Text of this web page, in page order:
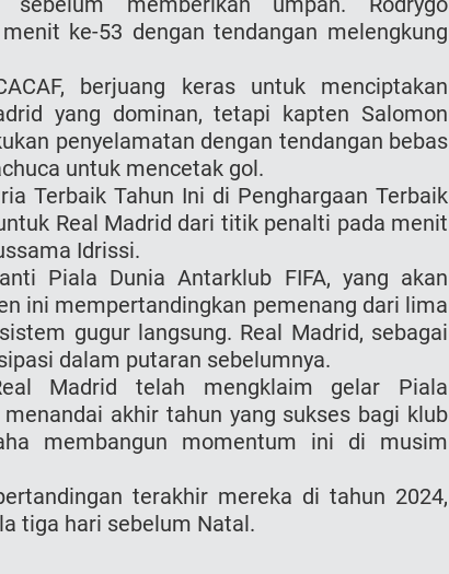
ke-53 dengan tendangan melengkung
berjuang keras untuk menciptakan
yang dominan, tetapi kapten Salomon
penyelamatan dengan tendangan bebas
untuk mencetak gol.
Terbaik Tahun Ini di Penghargaan Terbaik
Real Madrid dari titik penalti pada menit
Idrissi.
Piala Dunia Antarklub FIFA, yang akan
ini mempertandingkan pemenang dari lima
gugur langsung. Real Madrid, sebagai
dalam putaran sebelumnya.
Madrid telah mengklaim gelar Piala
akhir tahun yang sukses bagi klub
membangun momentum ini di musim
terakhir mereka di tahun 2024,
tiga hari sebelum Natal.